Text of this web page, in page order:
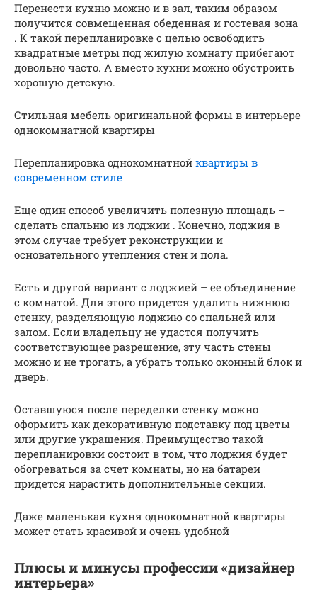
Перенести кухню можно и в зал, таким образом
получится совмещенная обеденная и гостевая зона
. К такой перепланировке с целью освободить
квадратные метры под жилую комнату прибегают
довольно часто. А вместо кухни можно обустроить
хорошую детскую.
Стильная мебель оригинальной формы в интерьере
однокомнатной квартиры
Перепланировка однокомнатной квартиры в
современном стиле
Еще один способ увеличить полезную площадь –
сделать спальню из лоджии . Конечно, лоджия в
этом случае требует реконструкции и
основательного утепления стен и пола.
Есть и другой вариант с лоджией – ее объединение
с комнатой. Для этого придется удалить нижнюю
стенку, разделяющую лоджию со спальней или
залом. Если владельцу не удастся получить
соответствующее разрешение, эту часть стены
можно и не трогать, а убрать только оконный блок и
дверь.
Оставшуюся после переделки стенку можно
оформить как декоративную подставку под цветы
или другие украшения. Преимущество такой
перепланировки состоит в том, что лоджия будет
обогреваться за счет комнаты, но на батареи
придется нарастить дополнительные секции.
Даже маленькая кухня однокомнатной квартиры
может стать красивой и очень удобной
Плюсы и минусы профессии «дизайнер
интерьера»